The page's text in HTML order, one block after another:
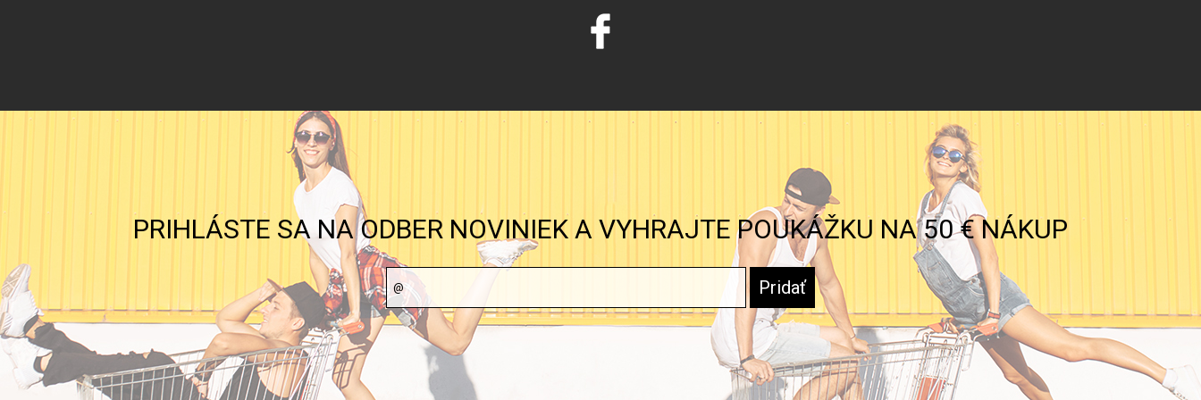
PRIHLÁSTE SA NA ODBER NOVINIEK A VYHRAJTE POUKÁŽKU NA 50 € NÁKUP